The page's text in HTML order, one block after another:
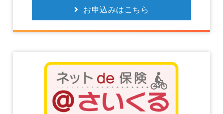
お申込みはこちら